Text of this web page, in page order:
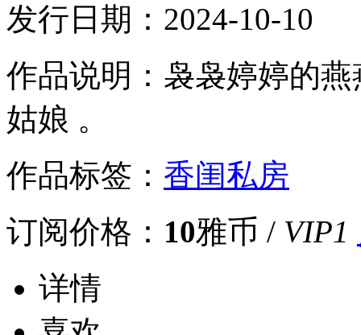
发行日期： 2024-10-10
作品说明： 袅袅婷婷的
姑娘 。
作品标签： 香闺私房
订阅价格： 10雅币 / VIP1
详情